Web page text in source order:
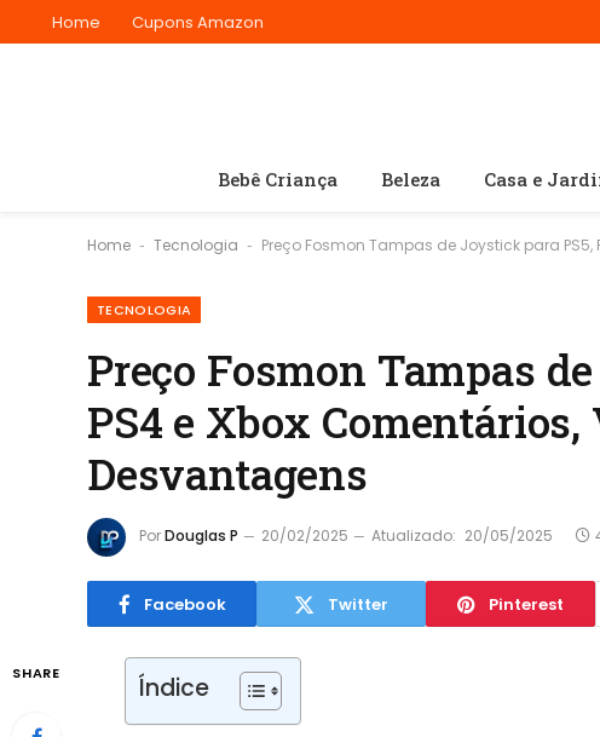
Home Cupons Amazon
Bebê Criança Beleza Casa e
Home - Tecnologia - Preço Fosmon Tampas de Joystick para
TECNOLOGIA
Preço Fosmon Tampas
PS4 e Xbox Comentários,
Desvantagens
PorDouglas P 20/02/2025 Atualizado: 20/05/2025
Facebook Twitter Pinterest
SHARE Índice